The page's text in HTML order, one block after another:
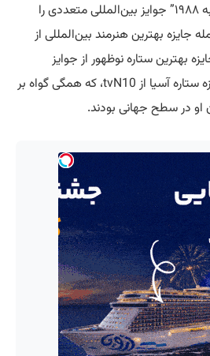
بازی درخشان او در “پاسخ به ۱۹۸۸” جوایز بین‌المللی متعددی را
جایزه بهترین هنرمند بین‌المللی از
بهترین ستاره نوظهور از جوایز
DramaFever آمریکا و جایزه ستاره آسیا از tvN10، که همگی گواه بر
در سطح جهانی بودند.